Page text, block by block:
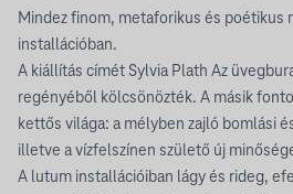
Mindez finom, metaforikus és poétikus
installációban.
A kiállítás címét Sylvia Plath Az
regényéből kölcsönözték. A másik
kettős világa: a mélyben zajló bomlási
illetve a vízfelszínen születő új
A lutum installációiban lágy és rideg,